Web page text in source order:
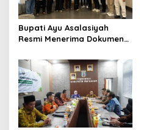
Bupati Ayu Asalasiyah
Resmi Menerima Dokumen
Way Kanan Sisa Masa
Jabatan 2025-2030